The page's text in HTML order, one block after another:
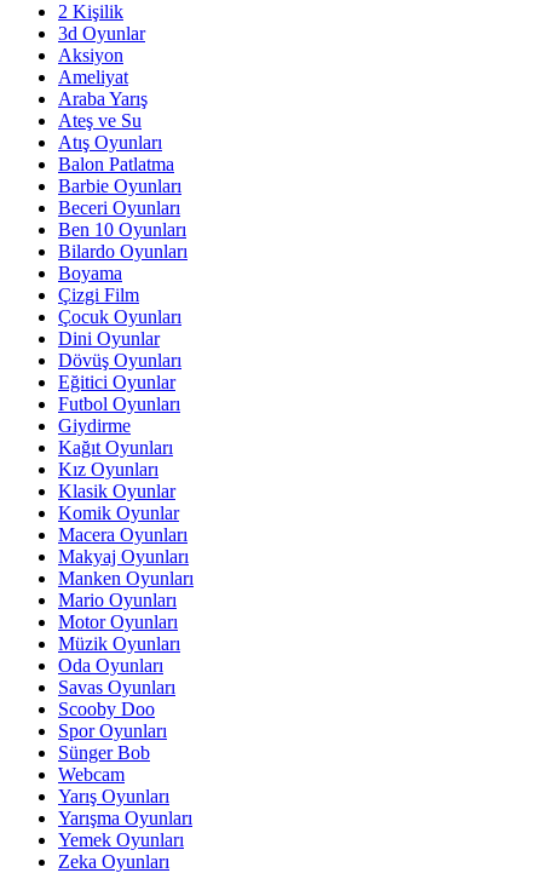
2 Kişilik
3d Oyunlar
Aksiyon
Ameliyat
Araba Yarış
Ateş ve Su
Atış Oyunları
Balon Patlatma
Barbie Oyunları
Beceri Oyunları
Ben 10 Oyunları
Bilardo Oyunları
Boyama
Çizgi Film
Çocuk Oyunları
Dini Oyunlar
Dövüş Oyunları
Eğitici Oyunlar
Futbol Oyunları
Giydirme
Kağıt Oyunları
Kız Oyunları
Klasik Oyunlar
Komik Oyunlar
Macera Oyunları
Makyaj Oyunları
Manken Oyunları
Mario Oyunları
Motor Oyunları
Müzik Oyunları
Oda Oyunları
Savas Oyunları
Scooby Doo
Spor Oyunları
Sünger Bob
Webcam
Yarış Oyunları
Yarışma Oyunları
Yemek Oyunları
Zeka Oyunları